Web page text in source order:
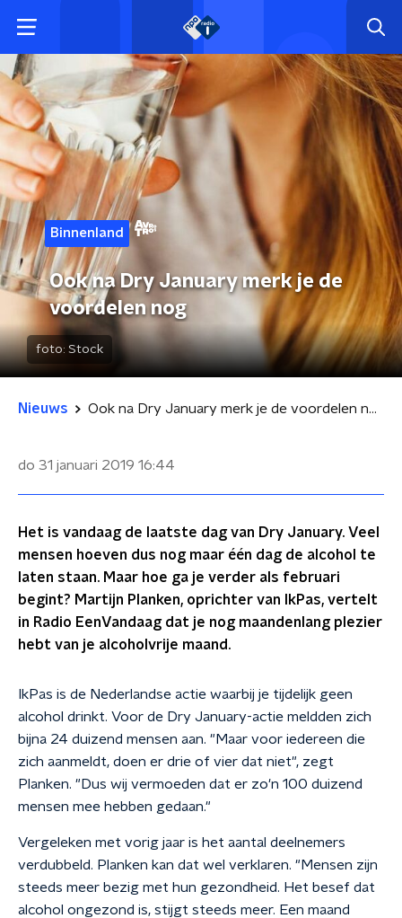
Binnenland
Ook na Dry January merk je de
voordelen nog
foto: Stock
Nieuws Ook na Dry January merk je de voordelen nog
do 31 januari 2019 16:44
Het is vandaag de laatste dag van Dry January. Veel
mensen hoeven dus nog maar één dag de alcohol te
laten staan. Maar hoe ga je verder als februari
begint? Martijn Planken, oprichter van IkPas, vertelt
in Radio EenVandaag dat je nog maandenlang plezier
hebt van je alcoholvrije maand.
IkPas is de Nederlandse actie waarbij je tijdelijk geen
alcohol drinkt. Voor de Dry January-actie meldden zich
bijna 24 duizend mensen aan. "Maar voor iedereen die
zich aanmeldt, doen er drie of vier dat niet", zegt
Planken. "Dus wij vermoeden dat er zo'n 100 duizend
mensen mee hebben gedaan."
Vergeleken met vorig jaar is het aantal deelnemers
verdubbeld. Planken kan dat wel verklaren. "Mensen zijn
steeds meer bezig met hun gezondheid. Het besef dat
alcohol ongezond is, stijgt steeds meer. Een maand